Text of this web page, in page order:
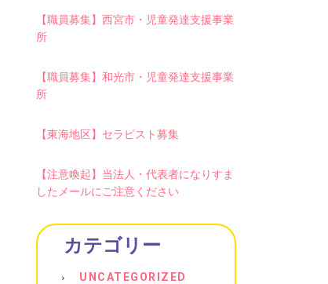
【職員募集】西宮市・児童発達支援事業
所
【職員募集】和光市・児童発達支援事業
所
【東海地区】セラピスト募集
【注意喚起】当法人・代表者になりすま
したメールにご注意ください
カテゴリー
UNCATEGORIZED